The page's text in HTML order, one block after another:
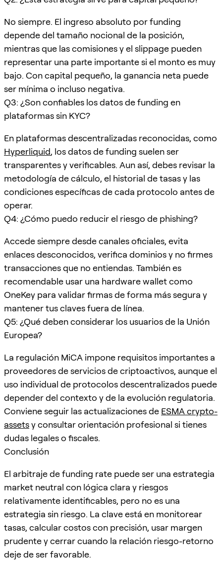
No siempre. El ingreso absoluto por funding
depende del tamaño nocional de la posición,
mientras que las comisiones y el slippage pueden
representar una parte importante si el monto es muy
bajo. Con capital pequeño, la ganancia neta puede
ser mínima o incluso negativa.
Q3: ¿Son confiables los datos de funding en
plataformas sin KYC?
En plataformas descentralizadas reconocidas, como
Hyperliquid, los datos de funding suelen ser
transparentes y verificables. Aun así, debes revisar la
metodología de cálculo, el historial de tasas y las
condiciones específicas de cada protocolo antes de
operar.
Q4: ¿Cómo puedo reducir el riesgo de phishing?
Accede siempre desde canales oficiales, evita
enlaces desconocidos, verifica dominios y no firmes
transacciones que no entiendas. También es
recomendable usar una hardware wallet como
OneKey para validar firmas de forma más segura y
mantener tus claves fuera de línea.
Q5: ¿Qué deben considerar los usuarios de la Unión
Europea?
La regulación MiCA impone requisitos importantes a
proveedores de servicios de criptoactivos, aunque el
uso individual de protocolos descentralizados puede
depender del contexto y de la evolución regulatoria.
Conviene seguir las actualizaciones de ESMA crypto-
assetsy consultar orientación profesional si tienes
dudas legales o fiscales.
Conclusión
El arbitraje de funding rate puede ser una estrategia
market neutral con lógica clara y riesgos
relativamente identificables, pero no es una
estrategia sin riesgo. La clave está en monitorear
tasas, calcular costos con precisión, usar margen
prudente y cerrar cuando la relación riesgo-retorno
deje de ser favorable.